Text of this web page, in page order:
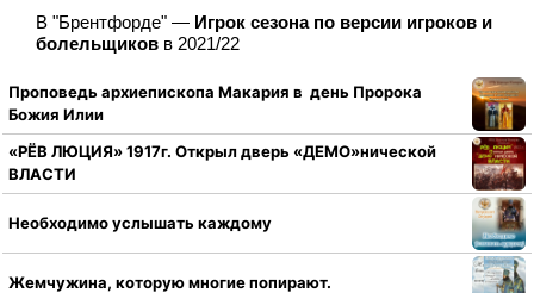
В "Брентфорде" — Игрок сезона по версии игроков и
болельщиков в 2021/22
Проповедь архиепископа Макария в день Пророка
Божия Илии
«РЁВ ЛЮЦИЯ» 1917г. Открыл дверь «ДЕМО»нической
ВЛАСТИ
Необходимо услышать каждому
Жемчужина, которую многие попирают.